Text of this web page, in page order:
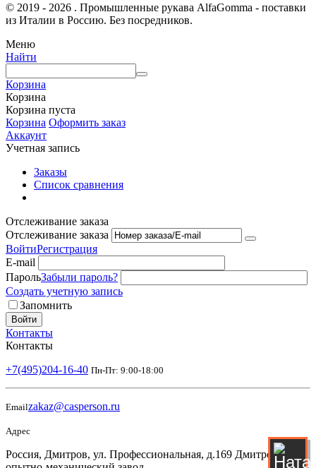
© 2019 - 2026 . Промышленные рукава AlfaGomma - поставки
из Италии в Россию. Без посредников.
Меню
Найти
Корзина
Корзина
Корзина пуста
Корзина Оформить заказ
Аккаунт
Учетная запись
Заказы
Список сравнения
Отслеживание заказа
Отслеживание заказа
ВойтиРегистрация
E-mail
ПарольЗабыли пароль?
Создать учетную запись
Запомнить
Войти
Контакты
Контакты
+7(495)204-16-40 Пн-Пт: 9:00-18:00
Emailzakaz@casperson.ru
Адрес
Россия, Дмитров, ул. Профессиональная, д.169 Дмитровский